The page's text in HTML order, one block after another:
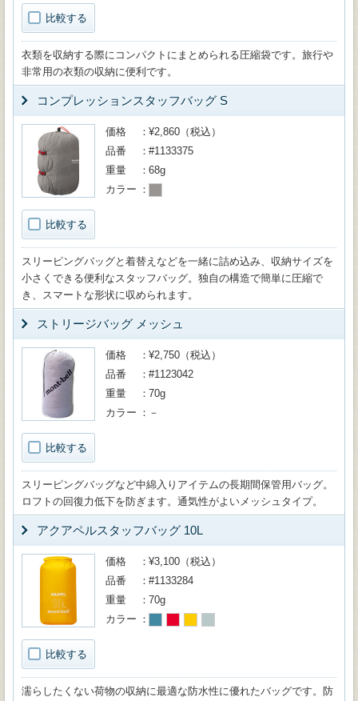
比較する
衣類を収納する際にコンパクトにまとめられる圧縮袋です。旅行や
非常用の衣類の収納に便利です。
コンプレッションスタッフバッグ S
比較する
価格
¥2,860（税込）
品番
#1133375
重量
68g
カラー
スリーピングバッグと着替えなどを一緒に詰め込み、収納サイズを
小さくできる便利なスタッフバッグ。独自の構造で簡単に圧縮で
き、スマートな形状に収められます。
ストリージバッグ メッシュ
比較する
価格
¥2,750（税込）
品番
#1123042
重量
70g
カラー
－
スリーピングバッグなど中綿入りアイテムの長期間保管用バッグ。
ロフトの回復力低下を防ぎます。通気性がよいメッシュタイプ。
アクアペルスタッフバッグ 10L
比較する
価格
¥3,100（税込）
品番
#1133284
重量
70g
カラー
濡らしたくない荷物の収納に最適な防水性に優れたバッグです。防